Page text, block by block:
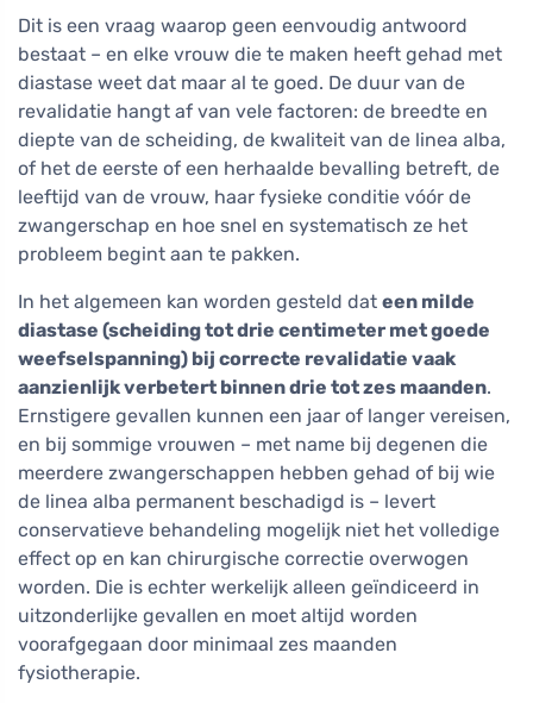
Dit is een vraag waarop geen eenvoudig antwoord
bestaat – en elke vrouw die te maken heeft gehad met
diastase weet dat maar al te goed. De duur van de
revalidatie hangt af van vele factoren: de breedte en
diepte van de scheiding, de kwaliteit van de linea alba,
of het de eerste of een herhaalde bevalling betreft, de
leeftijd van de vrouw, haar fysieke conditie vóór de
zwangerschap en hoe snel en systematisch ze het
probleem begint aan te pakken.
In het algemeen kan worden gesteld dat een milde
diastase (scheiding tot drie centimeter met goede
weefselspanning) bij correcte revalidatie vaak
aanzienlijk verbetert binnen drie tot zes maanden.
Ernstigere gevallen kunnen een jaar of langer vereisen,
en bij sommige vrouwen – met name bij degenen die
meerdere zwangerschappen hebben gehad of bij wie
de linea alba permanent beschadigd is – levert
conservatieve behandeling mogelijk niet het volledige
effect op en kan chirurgische correctie overwogen
worden. Die is echter werkelijk alleen geïndiceerd in
uitzonderlijke gevallen en moet altijd worden
voorafgegaan door minimaal zes maanden
fysiotherapie.